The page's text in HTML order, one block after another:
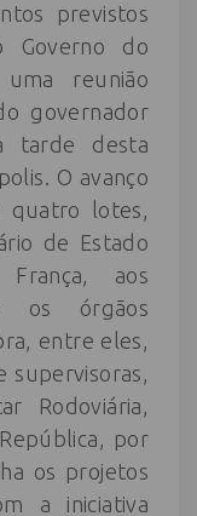
previstos
Governo do
reunião
governador
tarde desta
O avanço
quatro lotes,
de Estado
aos
os órgãos
entre eles,
supervisoras,
Rodoviária,
por
os projetos
a iniciativa